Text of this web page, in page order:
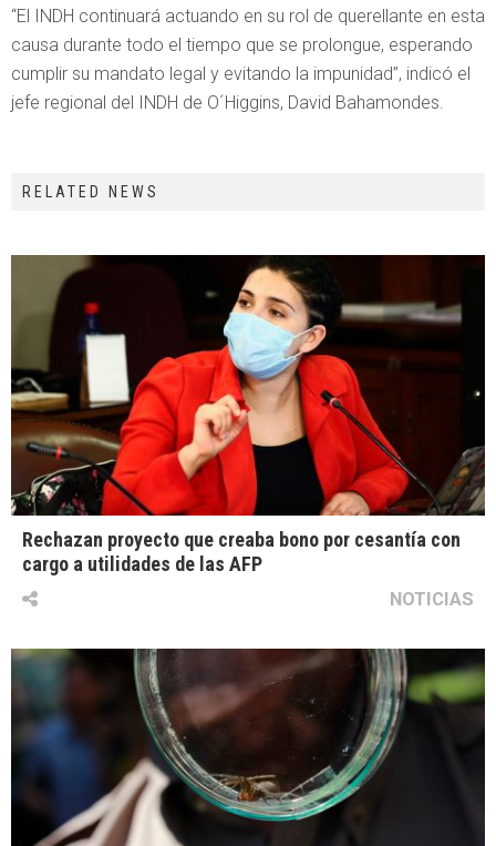
“El INDH continuará actuando en su rol de querellante en esta
causa durante todo el tiempo que se prolongue, esperando
cumplir su mandato legal y evitando la impunidad”, indicó el
jefe regional del INDH de O´Higgins, David Bahamondes.
RELATED NEWS
Rechazan proyecto que creaba bono por cesantía con
cargo a utilidades de las AFP
NOTICIAS